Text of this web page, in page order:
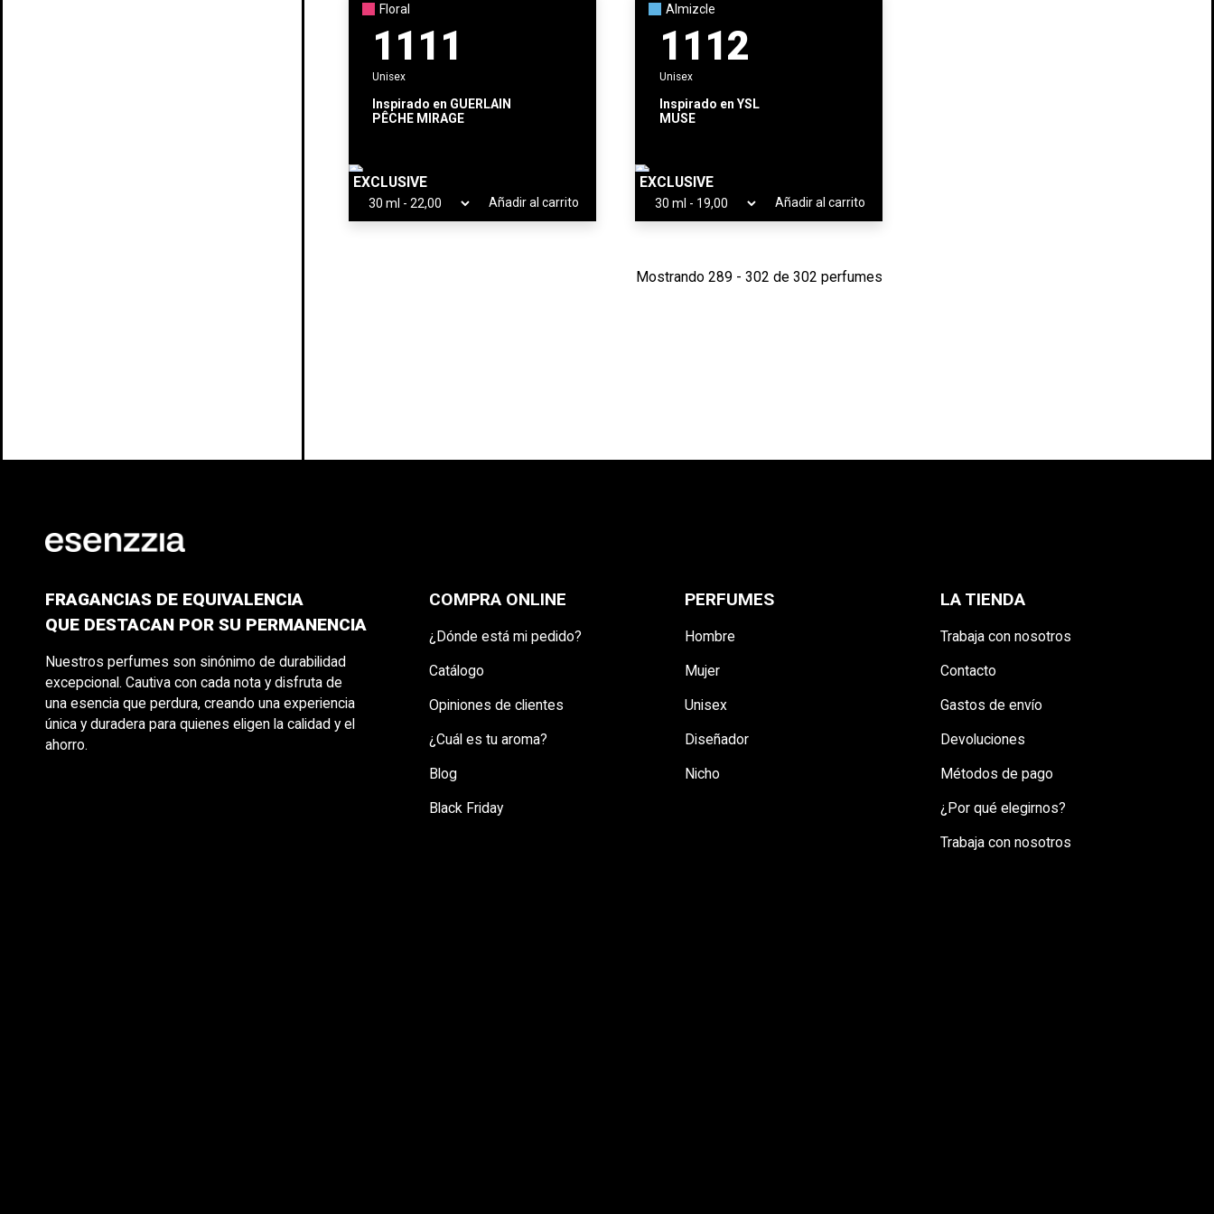
Floral
1111
Unisex
Inspirado en GUERLAIN
PÊCHE MIRAGE
EXCLUSIVE
Añadir al carrito
Almizcle
1112
Unisex
Inspirado en YSL
MUSE
EXCLUSIVE
Añadir al carrito
Mostrando 289 - 302 de 302 perfumes
FRAGANCIAS DE EQUIVALENCIA
QUE DESTACAN POR SU PERMANENCIA
Nuestros perfumes son sinónimo de durabilidad
excepcional. Cautiva con cada nota y disfruta de
una esencia que perdura, creando una experiencia
única y duradera para quienes eligen la calidad y el
ahorro.
COMPRA ONLINE
¿Dónde está mi pedido?
Catálogo
Opiniones de clientes
¿Cuál es tu aroma?
Blog
Black Friday
PERFUMES
Hombre
Mujer
Unisex
Diseñador
Nicho
LA TIENDA
Trabaja con nosotros
Contacto
Gastos de envío
Devoluciones
Métodos de pago
¿Por qué elegirnos?
Trabaja con nosotros